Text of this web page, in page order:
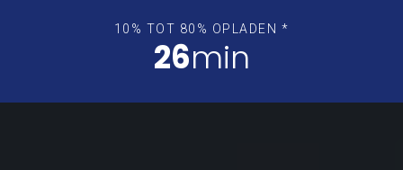
10% TOT 80% OPLADEN *
26min